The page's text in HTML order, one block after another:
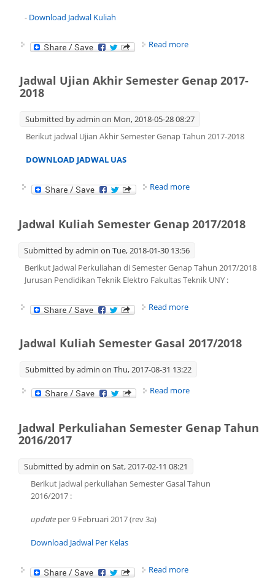
- Download Jadwal Kuliah
Read more
Jadwal Ujian Akhir Semester Genap 2017-
2018
Submitted byadmin on Mon, 2018-05-28 08:27
Berikut jadwal Ujian Akhir Semester Genap Tahun 2017-2018
DOWNLOAD JADWAL UAS
Read more
Jadwal Kuliah Semester Genap 2017/2018
Submitted byadmin on Tue, 2018-01-30 13:56
Berikut Jadwal Perkuliahan di Semester Genap Tahun 2017/2018
Jurusan Pendidikan Teknik Elektro Fakultas Teknik UNY :
Read more
Jadwal Kuliah Semester Gasal 2017/2018
Submitted byadmin on Thu, 2017-08-31 13:22
Read more
Jadwal Perkuliahan Semester Genap Tahun
2016/2017
Submitted byadmin on Sat, 2017-02-11 08:21
Berikut jadwal perkuliahan Semester Gasal Tahun
2016/2017 :
update per 9 Februari 2017 (rev 3a)
Download Jadwal Per Kelas
Read more